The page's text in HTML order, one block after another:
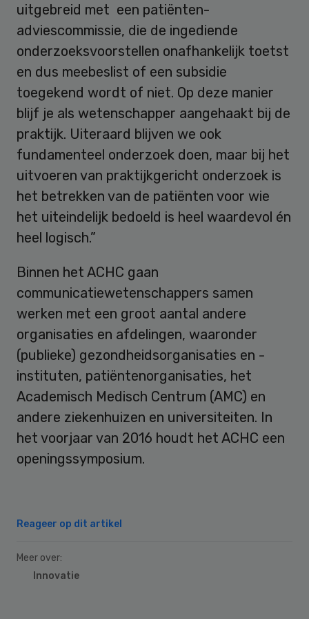
uitgebreid met een patiënten-
adviescommissie, die de ingediende
onderzoeksvoorstellen onafhankelijk toetst
en dus meebeslist of een subsidie
toegekend wordt of niet. Op deze manier
blijf je als wetenschapper aangehaakt bij de
praktijk. Uiteraard blijven we ook
fundamenteel onderzoek doen, maar bij het
uitvoeren van praktijkgericht onderzoek is
het betrekken van de patiënten voor wie
het uiteindelijk bedoeld is heel waardevol én
heel logisch.”
Binnen het ACHC gaan
communicatiewetenschappers samen
werken met een groot aantal andere
organisaties en afdelingen, waaronder
(publieke) gezondheidsorganisaties en -
instituten, patiëntenorganisaties, het
Academisch Medisch Centrum (AMC) en
andere ziekenhuizen en universiteiten. In
het voorjaar van 2016 houdt het ACHC een
openingssymposium.
Reageer op dit artikel
Meer over:
Innovatie